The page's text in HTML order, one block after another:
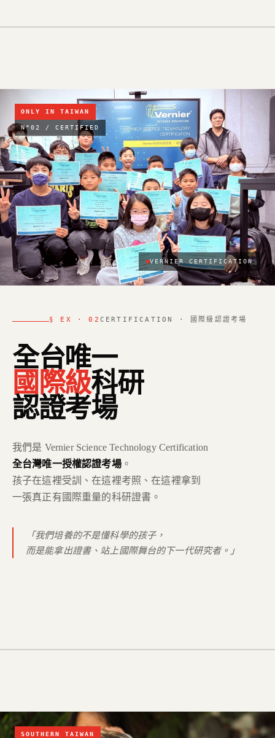
§ EX · 02 CERTIFICATION · 國際級認證考場
全台唯一
國際級科研
認證考場
我們是 Vernier Science Technology Certification
全台灣唯一授權認證考場。
孩子在這裡受訓、在這裡考照、在這裡拿到
一張真正有國際重量的科研證書。
「我們培養的不是懂科學的孩子，
而是能拿出證書、站上國際舞台的下一代研究者。」
ONLY IN TAIWAN
N°02 / CERTIFIED
VERNIER CERTIFICATION
SOUTHERN TAIWAN